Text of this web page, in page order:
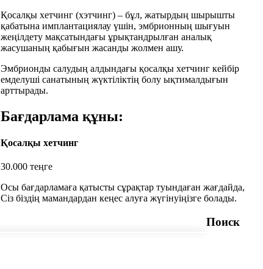
Қосалқы хетчинг (хэтчинг) – бұл, жатырдың шырышты
қабатына имплантациялау үшін, эмбрионның шығуын
жеңілдету мақсатындағы ұрықтандрылған аналық
жасушаның қабығын жасанды жолмен ашу.
Эмбрионды салудың алдындағы қосалқы хетчинг кейбір
емделуші санатының жүктіліктің болу ықтималдығын
арттырады.
Бағдарлама құны:
Қосалқы хетчинг
30.000 теңге
Осы бағдарламаға қатысты сұрақтар туындаған жағдайда,
Сіз біздің мамандардан кеңес алуға жүгінуіңізге болады.
Поиск